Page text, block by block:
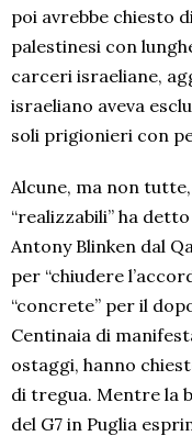
poi avrebbe chiesto
palestinesi con
carceri israeliane,
israeliano aveva
soli prigionieri con
Alcune, ma non
“realizzabili” ha
Antony Blinken dal
per “chiudere
“concrete” per il
Centinaia di
ostaggi, hanno
di tregua. Mentre la
del G7 in Puglia